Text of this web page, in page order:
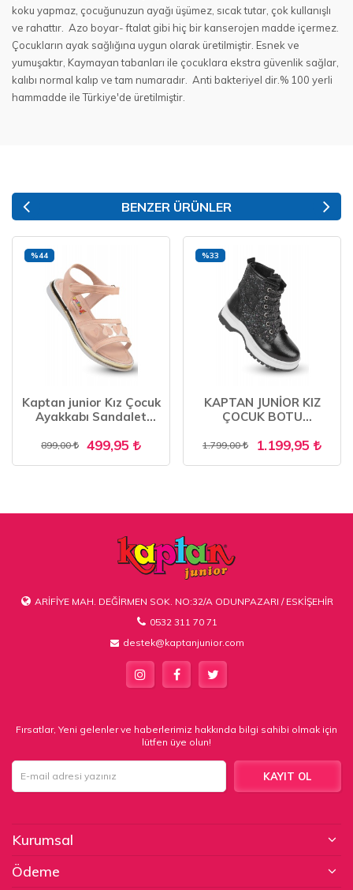
koku yapmaz, çocuğunuzun ayağı üşümez, sıcak tutar, çok kullanışlı
ve rahattır. Azo boyar- ftalat gibi hiç bir kanserojen madde içermez.
Çocukların ayak sağlığına uygun olarak üretilmiştir. Esnek ve
yumuşaktır, Kaymayan tabanları ile çocuklara ekstra güvenlik sağlar,
kalıbı normal kalıp ve tam numaradır. Anti bakteriyel dir.% 100 yerli
hammadde ile Türkiye'de üretilmiştir.
BENZER ÜRÜNLER
Kaptan junior Kız Çocuk
Ayakkabı Sandalet
899,00 499,95
%44
KAPTAN JUNİOR KIZ
ÇOCUK BOTU
1.799,00 1.199,95
%33
ARİFİYE MAH. DEĞİRMEN SOK. NO:32/A ODUNPAZARI / ESKİŞEHİR
0532 311 70 71
destek@kaptanjunior.com
Fırsatlar, Yeni gelenler ve haberlerimiz hakkında bilgi sahibi olmak için
lütfen üye olun!
KAYIT OL
Kurumsal
Ödeme